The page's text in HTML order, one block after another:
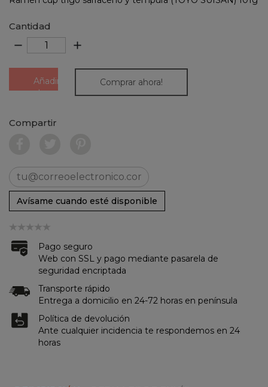
Cantidad
remove add
Añadir
al
Comprar ahora!
Compartir
Avísame cuando esté disponible
Pago seguro
Web con SSL y pago mediante pasarela de
seguridad encriptada
Transporte rápido
Entrega a domicilio en 24-72 horas en península
Política de devolución
Ante cualquier incidencia te respondemos en 24
horas